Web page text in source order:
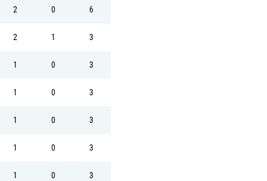
2 0 6
2 1 3
1 0 3
1 0 3
1 0 3
1 0 3
1 0 3